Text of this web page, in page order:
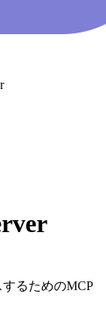
するためのMCP